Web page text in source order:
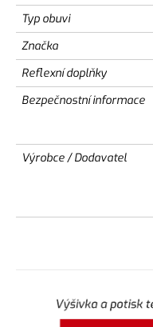
Typ obuvi
Značka
Reflexní doplňky
Bezpečnostní informace
Výrobce / Dodavatel